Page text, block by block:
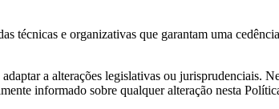
técnicas e organizativas que garantam uma
a alterações legislativas ou jurisprudenciais.
informado sobre qualquer alteração nesta